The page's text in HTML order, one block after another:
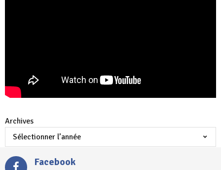
Archives
Facebook